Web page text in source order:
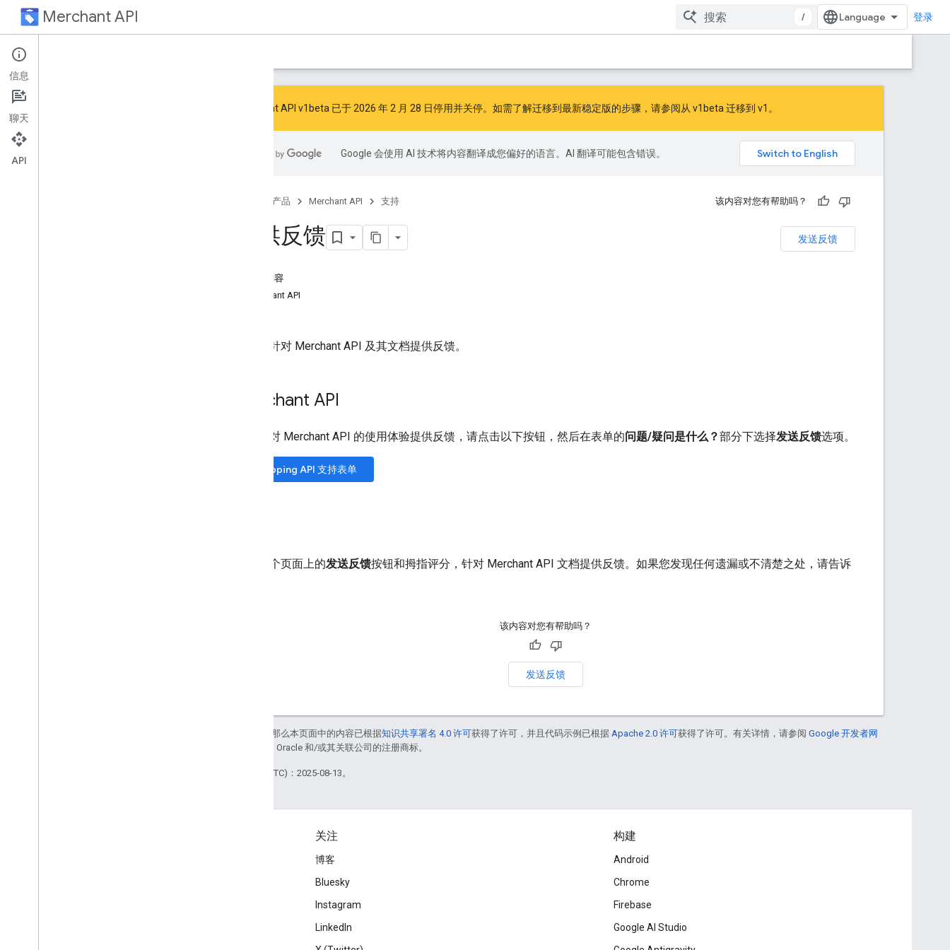
Merchant API / 登录
Get help
Give feedback
Merchant API v1beta 已于 2026 年 2 月 28 日停用并关停。如需了解迁移到最新稳定版的步骤，请参阅从 v1beta 迁移到 v1 。
Google 会使用 AI 技术将内容翻译成您偏好的语言。AI 翻译可能包含错误。
产品 Merchant API 支持 该内容对您有帮助吗？
发送反馈
提供反馈
本页内容
Merchant API
您可以针对 Merchant API 及其文档提供反馈。
Merchant API
如需针对 Merchant API 的使用体验提供反馈，请点击以下按钮，然后在表单的问题/疑问是什么？部分下选择发送反馈选项。
Shopping API 支持表单
使用每个页面上的发送反馈按钮和拇指评分，针对 Merchant API 文档提供反馈。如果您发现任何遗漏或不清楚之处，请告诉
该内容对您有帮助吗？
发送反馈
如未另行说明，那么本页面中的内容已根据知识共享署名 4.0 许可获得了许可，并且代码示例已根据 Apache 2.0 许可获得了许可。有关详情，请参阅 Google 开发者网
。Java 是 Oracle 和/或其关联公司的注册商标。
最后更新时间 (UTC)：2025-08-13。
关注
博客
Bluesky
Instagram
LinkedIn
构建
Android
Chrome
Firebase
Google AI Studio
信息
聊天
API